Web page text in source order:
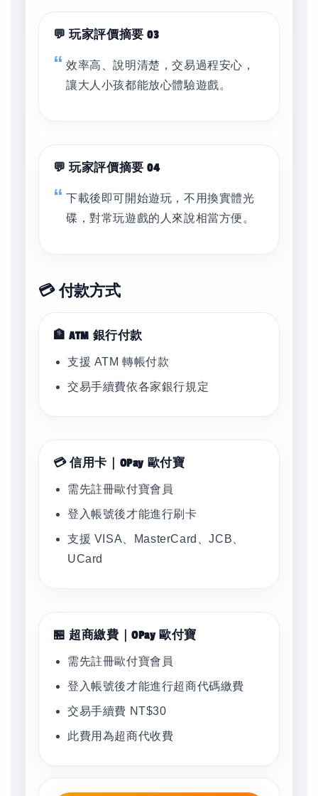
💬 玩家評價摘要 03
效率高、說明清楚，交易過程安心，
讓大人小孩都能放心體驗遊戲。
💬 玩家評價摘要 04
下載後即可開始遊玩，不用換實體光
碟，對常玩遊戲的人來說相當方便。
💳 付款方式
🏦 ATM 銀行付款
支援 ATM 轉帳付款
交易手續費依各家銀行規定
💳 信用卡｜OPay 歐付寶
需先註冊歐付寶會員
登入帳號後才能進行刷卡
支援 VISA、MasterCard、JCB、
UCard
🏪 超商繳費｜OPay 歐付寶
需先註冊歐付寶會員
登入帳號後才能進行超商代碼繳費
交易手續費 NT$30
此費用為超商代收費